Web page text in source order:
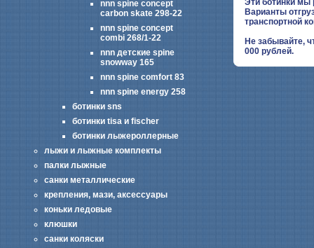
nnn spine concept
carbon skate 298-22
nnn spine concept
combi 268/1-22
nnn детские spine
snowway 165
nnn spine comfort 83
nnn spine energy 258
ботинки sns
ботинки tisa и fischer
ботинки лыжероллерные
лыжи и лыжные комплекты
палки лыжные
санки металлические
крепления, мази, аксессуары
коньки ледовые
клюшки
санки коляски
Эти ботинки мы
Варианты
транспортной
Не забывайте,
000 рублей.